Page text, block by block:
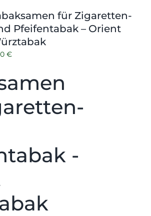
Kontakt
für Zigaretten-
Pfeifentabak – Orient
€
-